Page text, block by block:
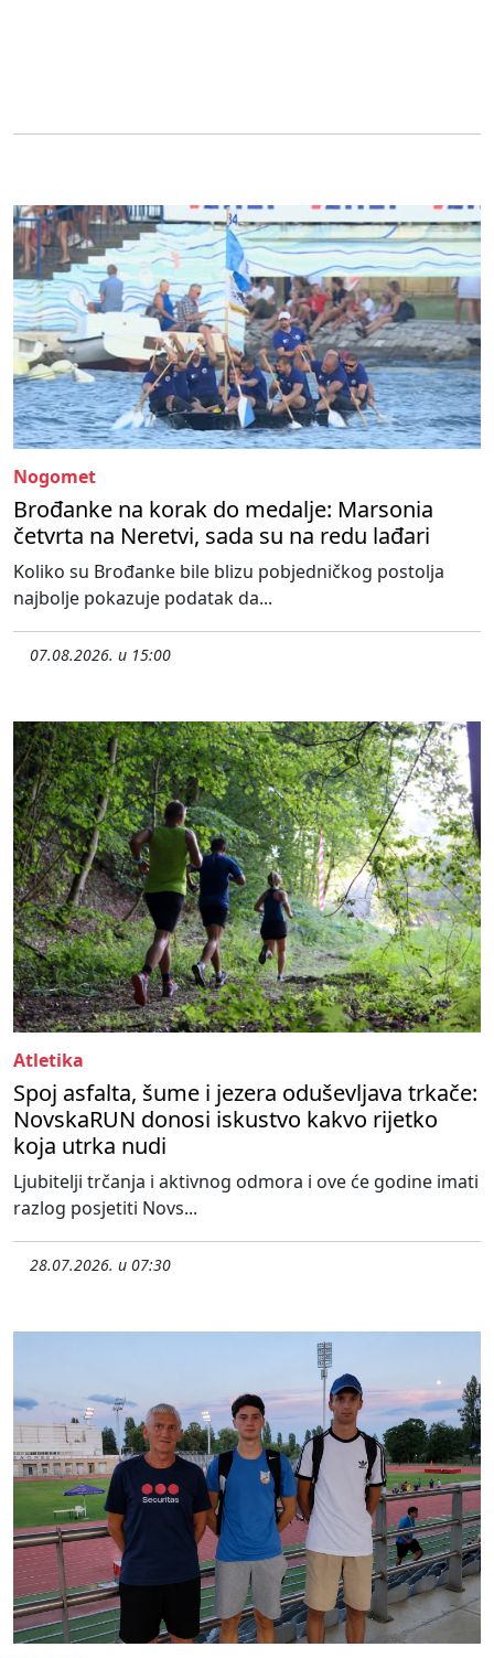
Nogomet
Brođanke na korak do medalje: Marsonia
četvrta na Neretvi, sada su na redu lađari
Koliko su Brođanke bile blizu pobjedničkog postolja
najbolje pokazuje podatak da...
07.08.2026. u 15:00
Atletika
Spoj asfalta, šume i jezera oduševljava trkače:
NovskaRUN donosi iskustvo kakvo rijetko
koja utrka nudi
Ljubitelji trčanja i aktivnog odmora i ove će godine imati
razlog posjetiti Novs...
28.07.2026. u 07:30